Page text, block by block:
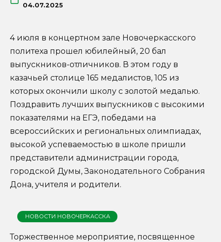
04.07.2025
4 июля в концертном зале Новочеркасского
политеха прошел юбилейный, 20 бал
выпускников-отличников. В этом году в
казачьей столице 165 медалистов, 105 из
которых окончили школу с золотой медалью.
Поздравить лучших выпускников с высокими
показателями на ЕГЭ, победами на
всероссийских и региональных олимпиадах,
высокой успеваемостью в школе пришли
представители администрации города,
городской Думы, Законодательного Собрания
Дона, учителя и родители.
НОВОСТИ НОВОЧЕРКАССКА
Торжественное мероприятие, посвященное